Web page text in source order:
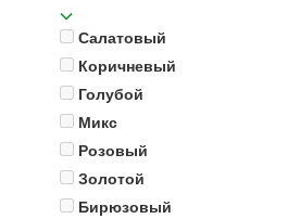
Салатовый
Коричневый
Голубой
Микс
Розовый
Золотой
Бирюзовый